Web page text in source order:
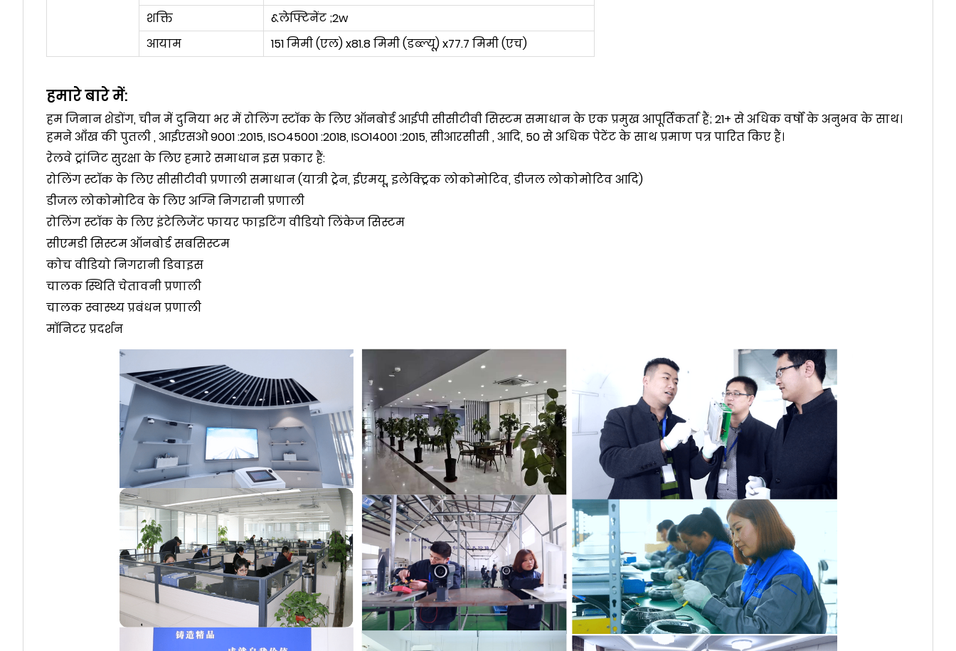
शक्ति
&लेफ्टिनेंट ;2w
आयाम
151 मिमी (एल) x81.8 मिमी (डब्ल्यू) x77.7 मिमी (एच)
हमारे बारे में:
हम जिनान शेडोंग, चीन में दुनिया भर में रोलिंग स्टॉक के लिए ऑनबोर्ड आईपी सीसीटीवी सिस्टम समाधान के एक प्रमुख आपूर्तिकर्ता हैं; 21+ से अधिक वर्षों के अनुभव के साथ।
हमने आँख की पुतली , आईएसओ 9001 :2015, ISO45001 :2018, ISO14001 :2015, सीआरसीसी , आदि, 50 से अधिक पेटेंट के साथ प्रमाण पत्र पारित किए हैं।
रेलवे ट्रांजिट सुरक्षा के लिए हमारे समाधान इस प्रकार हैं:
रोलिंग स्टॉक के लिए सीसीटीवी प्रणाली समाधान (यात्री ट्रेन, ईएमयू, इलेक्ट्रिक लोकोमोटिव, डीजल लोकोमोटिव आदि)
डीजल लोकोमोटिव के लिए अग्नि निगरानी प्रणाली
रोलिंग स्टॉक के लिए इंटेलिजेंट फायर फाइटिंग वीडियो लिंकेज सिस्टम
सीएमडी सिस्टम ऑनबोर्ड सबसिस्टम
कोच वीडियो निगरानी डिवाइस
चालक स्थिति चेतावनी प्रणाली
चालक स्वास्थ्य प्रबंधन प्रणाली
मॉनिटर प्रदर्शन